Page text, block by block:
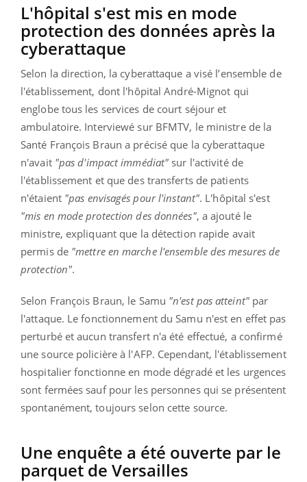
L'hôpital s'est mis en mode
protection des données après la
cyberattaque
Selon la direction, la cyberattaque a visé l’ensemble de
l'établissement, dont l'hôpital André-Mignot qui
englobe tous les services de court séjour et
ambulatoire. Interviewé sur BFMTV, le ministre de la
Santé François Braun a précisé que la cyberattaque
n'avait"pas d'impact immédiat" sur l'activité de
l'établissement et que des transferts de patients
n'étaient "pas envisagés pour l'instant". L'hôpital s'est
"mis en mode protection des données", a ajouté le
ministre, expliquant que la détection rapide avait
permis de "mettre en marche l'ensemble des mesures de
protection".
Selon François Braun, le Samu "n'est pas atteint"par
l'attaque. Le fonctionnement du Samu n'est en effet pas
perturbé et aucun transfert n'a été effectué, a confirmé
une source policière à l'AFP. Cependant, l'établissement
hospitalier fonctionne en mode dégradé et les urgences
sont fermées sauf pour les personnes qui se présentent
spontanément, toujours selon cette source.
Une enquête a été ouverte par le
parquet de Versailles